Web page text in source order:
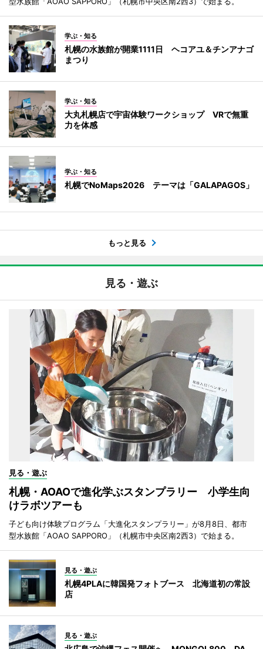
学ぶ・知る
札幌の水族館が開業1111日 ヘコアユ＆チンアナゴ
まつり
学ぶ・知る
大丸札幌店で宇宙体験ワークショップ VRで無重
力を体感
学ぶ・知る
札幌でNoMaps2026 テーマは「GALAPAGOS」
もっと見る
見る・遊ぶ
見る・遊ぶ
札幌・AOAOで進化学ぶスタンプラリー 小学生向
けラボツアーも
子ども向け体験プログラム「大進化スタンプラリー」が8月8日、都市
型水族館「AOAO SAPPORO」（札幌市中央区南2西3）で始まる。
見る・遊ぶ
札幌4PLAに韓国発フォトブース 北海道初の常設
店
見る・遊ぶ